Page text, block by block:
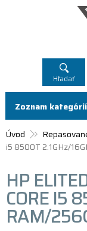
Hľadať
Úvod
i5 8500T 2.1GHz/
HP
CORE I5
RAM/
Zoznam kategórií